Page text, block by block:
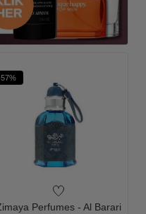
Perfumes - Al Barari